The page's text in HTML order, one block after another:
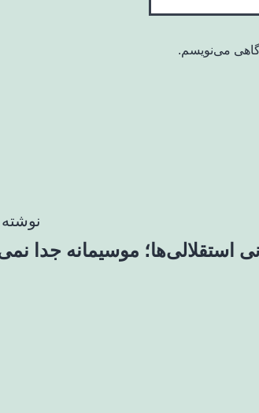
می‌نویسم.
استقلالی‌ها؛ موسیمانه جدا